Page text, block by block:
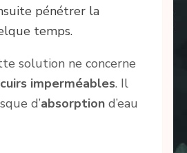
pénétrer la
temps.
solution ne concerne
imperméables. Il
d’absorption d’eau